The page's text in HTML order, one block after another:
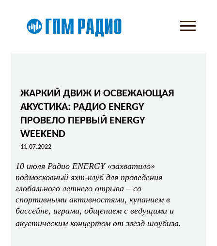
ЖАРКИЙ ДВИЖ И ОСВЕЖАЮЩАЯ
АКУСТИКА: РАДИО ENERGY
ПРОВЕЛО ПЕРВЫЙ ENERGY
WEEKEND
11.07.2022
10 июля Радио ENERGY «захватило»
подмосковный яхт-клуб для проведения
глобального летнего отрыва – со
спортивными активностями, купанием в
бассейне, играми, общением с ведущими и
акустическим концертом от звезд шоубиза.